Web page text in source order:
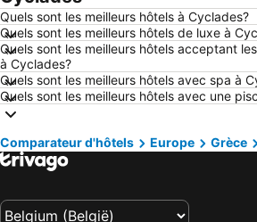
Hôtels Boulogne-sur-Mer
Hôtels
Hôtels Le Touquet-Paris-Plage
Hôtels
Hôtels Málaga
Hôtels
Hôtels Ardennes belges
Hôtels
Hôtels Italie
Hôtels
Hôtels Île de Rhodes
Quels sont les meilleurs hôtels à Cyclades?
Quels sont les meilleurs hôtels de luxe à
Quels sont les meilleurs hôtels acceptant
à Cyclades?
Quels sont les meilleurs hôtels avec spa à
Quels sont les meilleurs hôtels avec une
Comparateur d'hôtels Europe Grèce